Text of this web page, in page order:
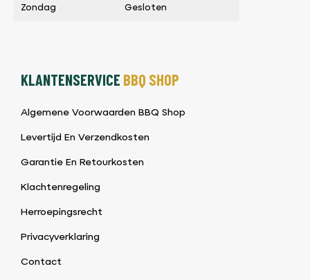
Zondag Gesloten
KLANTENSERVICE BBQ SHOP
Algemene Voorwaarden BBQ Shop
Levertijd En Verzendkosten
Garantie En Retourkosten
Klachtenregeling
Herroepingsrecht
Privacyverklaring
Contact